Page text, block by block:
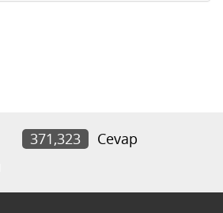
371,323
Cevap